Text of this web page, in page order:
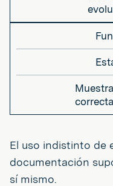
El uso indistinto de
documentación
sí mismo.